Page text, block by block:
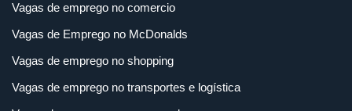
Vagas de emprego no comercio
Vagas de Emprego no McDonalds
Vagas de emprego no shopping
Vagas de emprego no transportes e logística